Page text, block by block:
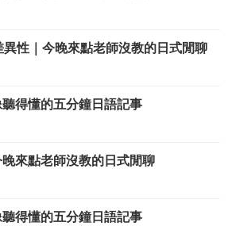
異性｜今晚來點老師沒教的日式閒聊
得懂的五分鐘日語記事
來點老師沒教的日式閒聊
得懂的五分鐘日語記事